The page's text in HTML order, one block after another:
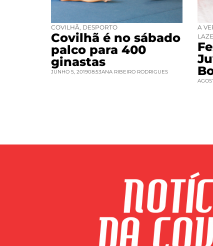
COVILHÃ DESPORTO
Covilhã é no sábado
palco para 400
ginastas
JUNHO 5, 201908:53ANA RIBEIRO RODRIGUES
A